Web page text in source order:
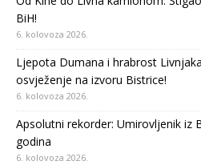
BiH!
6. kolovoza 2026.
Ljepota Dumana i hrabrost
osvježenje na izvoru Bistrice!
6. kolovoza 2026.
Apsolutni rekorder: Umirovljenik iz
godina
6. kolovoza 2026.